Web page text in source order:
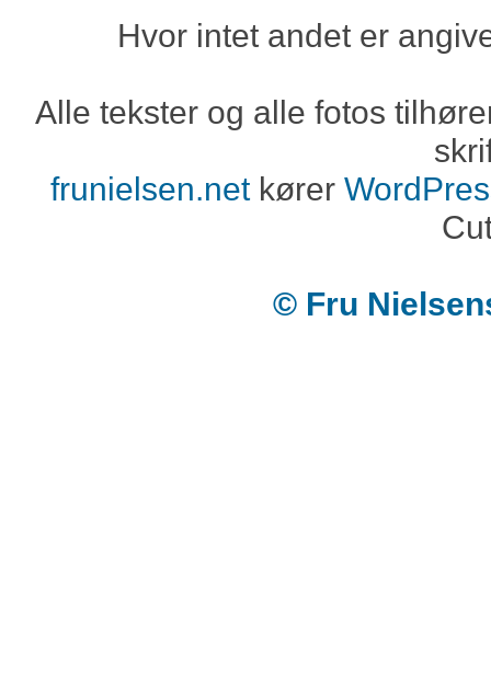
Hvor intet andet er
Alle tekster og alle fotos
frunielsen.netkører
© Fru